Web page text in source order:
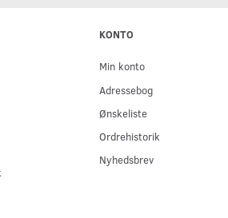
KONTO
Min konto
Adressebog
Ønskeliste
Ordrehistorik
Nyhedsbrev